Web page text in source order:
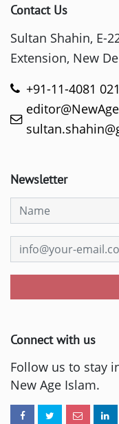
Contact Us
Sultan Shahin, E-
Extension, New
+91-11-4081
Newsletter
Connect with us
Follow us to stay
New Age Islam.